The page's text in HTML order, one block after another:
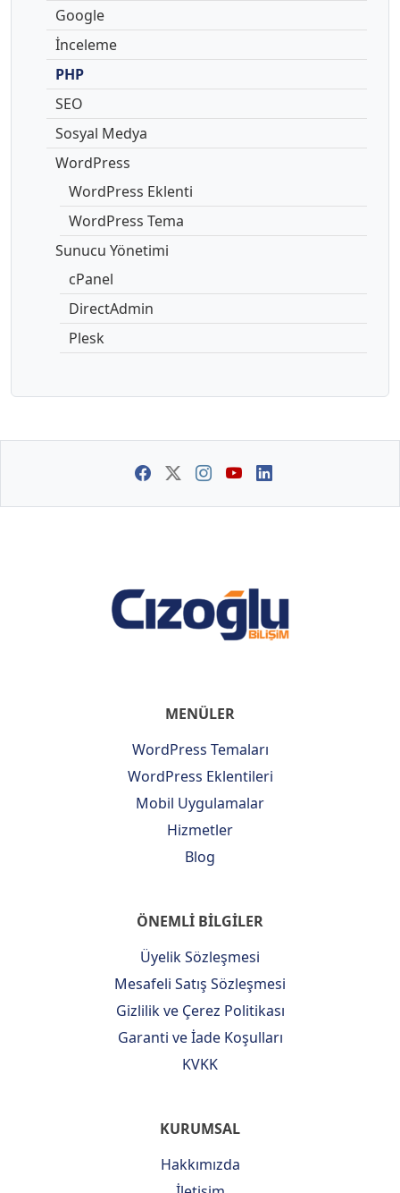
Google
İnceleme
PHP
SEO
Sosyal Medya
WordPress
WordPress Eklenti
WordPress Tema
Sunucu Yönetimi
cPanel
DirectAdmin
Plesk
MENÜLER
WordPress Temaları
WordPress Eklentileri
Mobil Uygulamalar
Hizmetler
Blog
ÖNEMLİ BİLGİLER
Üyelik Sözleşmesi
Mesafeli Satış Sözleşmesi
Gizlilik ve Çerez Politikası
Garanti ve İade Koşulları
KVKK
KURUMSAL
Hakkımızda